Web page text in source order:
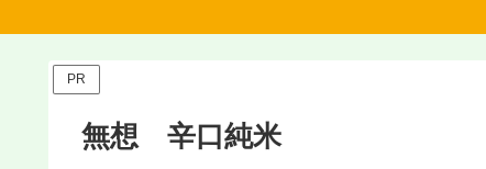
PR
無想 辛口純米